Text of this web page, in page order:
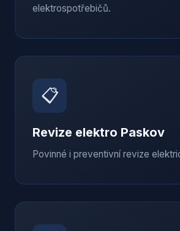
elektrospotřebičů.
📋
Revize elektro Paskov
Povinné i preventivní revize